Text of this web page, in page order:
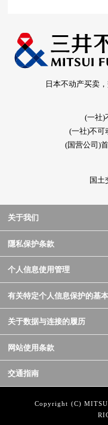
日本不动产买卖
(一社)
(一社)不可
(国营公司)
国土
关于我们
隱私保护条款
个人信息使用管理
有关特定个人信息保护的基
关于数据与连接的履历
网站使用条款
交通指南
Copyright (C)